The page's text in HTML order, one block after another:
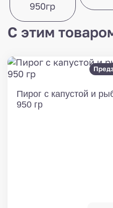
950гр
С этим
Пирог с капустой и
950 гр